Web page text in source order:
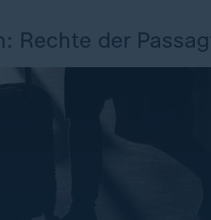
Rechte der